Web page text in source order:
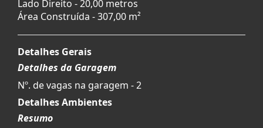
Lado Direito - 20,00 metros
Área Construída - 307,00 m²
Detalhes Gerais
Detalhes da Garagem
Nº. de vagas na garagem - 2
Detalhes Ambientes
Resumo